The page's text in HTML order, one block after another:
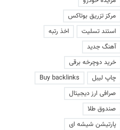
افشای اطلاعات برای ترور
بارون ترامپ | ماجرای قرار
عاشقانه با یک زن
مرکز تزریق بوتاکس
استند تسلیت
اخذ رتبه
آهنگ جدید
خرید دوچرخه برقی
چاپ لیبل
Buy backlinks
صرافی ارز دیجیتال
صندوق طلا
پارتیشن شیشه ای